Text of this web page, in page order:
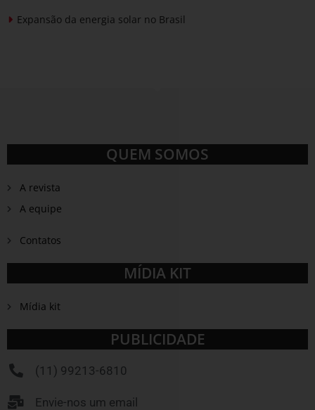
Expansão da energia solar no Brasil
QUEM SOMOS
A revista
A equipe
Contatos
MÍDIA KIT
Mídia kit
PUBLICIDADE
(11) 99213-6810
Envie-nos um email